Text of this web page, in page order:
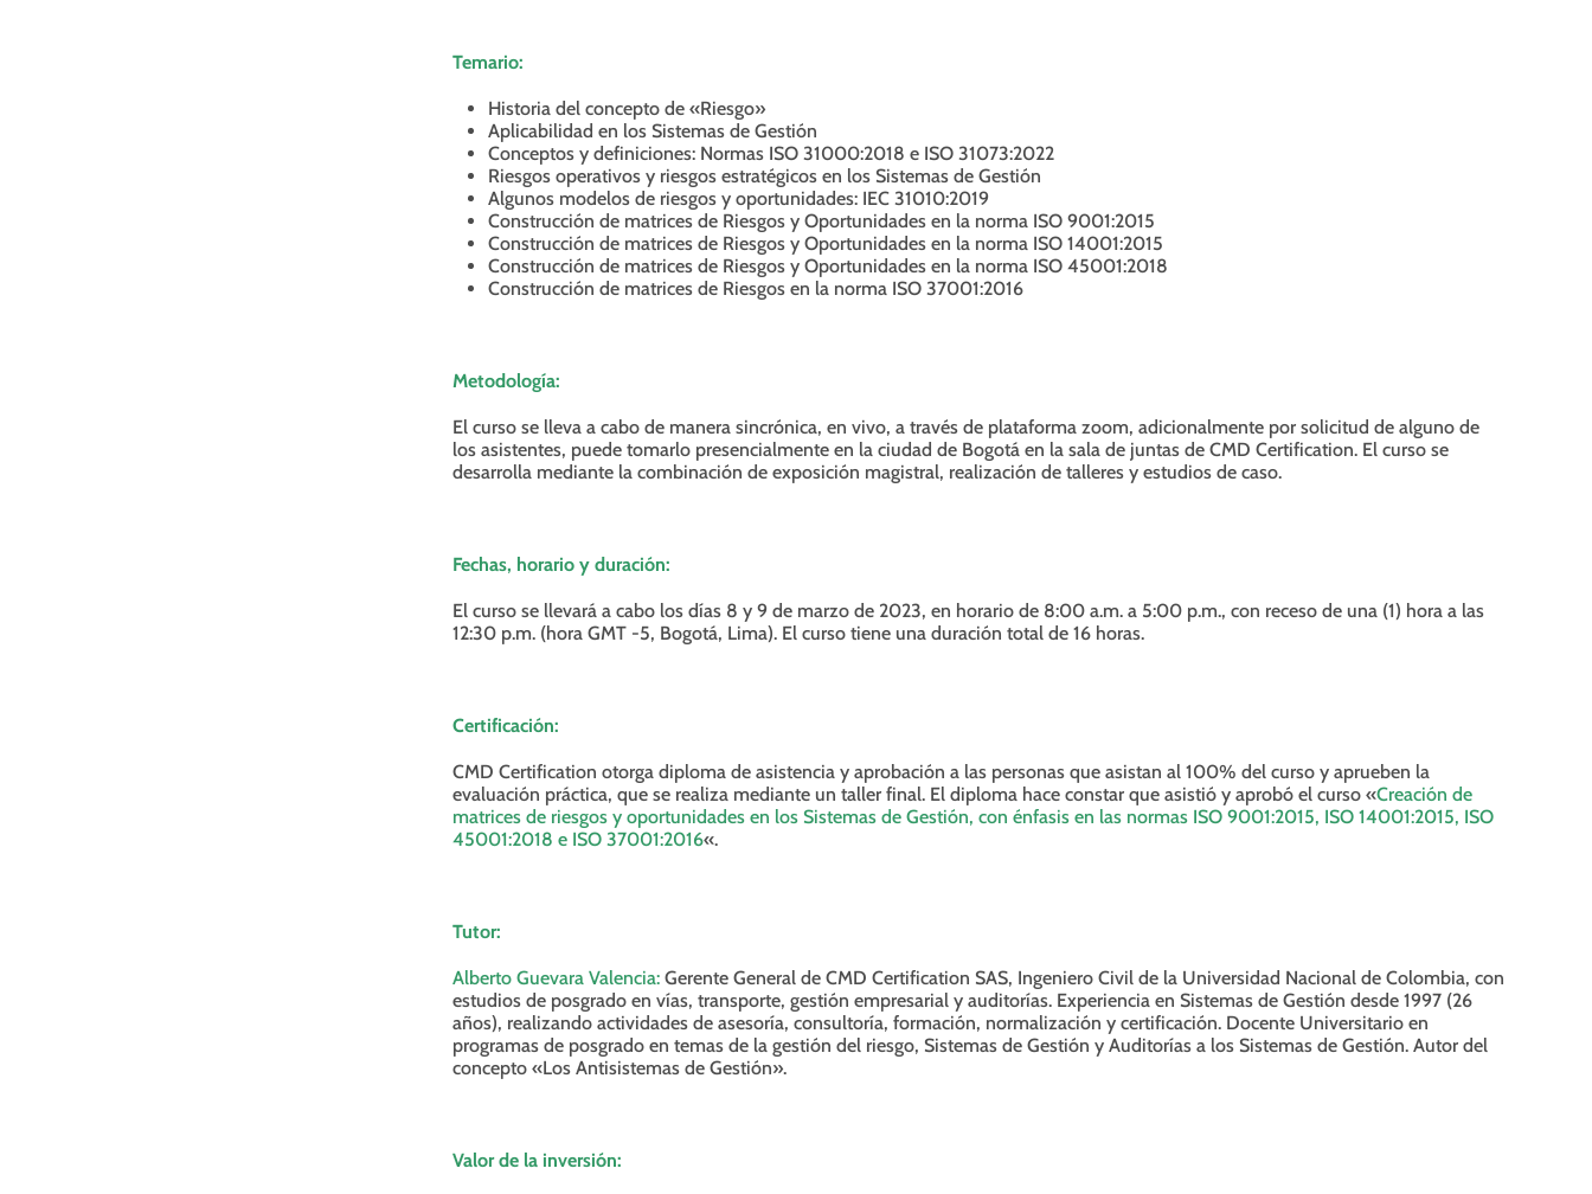
Temario:
Historia del concepto de «Riesgo»
Aplicabilidad en los Sistemas de Gestión
Conceptos y definiciones: Normas ISO 31000:2018 e ISO 31073:2022
Riesgos operativos y riesgos estratégicos en los Sistemas de Gestión
Algunos modelos de riesgos y oportunidades: IEC 31010:2019
Construcción de matrices de Riesgos y Oportunidades en la norma ISO 9001:2015
Construcción de matrices de Riesgos y Oportunidades en la norma ISO 14001:2015
Construcción de matrices de Riesgos y Oportunidades en la norma ISO 45001:2018
Construcción de matrices de Riesgos en la norma ISO 37001:2016
Metodología:
El curso se lleva a cabo de manera sincrónica, en vivo, a través de plataforma zoom, adicionalmente por solicitud de alguno de
los asistentes, puede tomarlo presencialmente en la ciudad de Bogotá en la sala de juntas de CMD Certification. El curso se
desarrolla mediante la combinación de exposición magistral, realización de talleres y estudios de caso.
Fechas, horario y duración:
El curso se llevará a cabo los días 8 y 9 de marzo de 2023, en horario de 8:00 a.m. a 5:00 p.m., con receso de una (1) hora a las
12:30 p.m. (hora GMT -5, Bogotá, Lima). El curso tiene una duración total de 16 horas.
Certificación:
CMD Certification otorga diploma de asistencia y aprobación a las personas que asistan al 100% del curso y aprueben la
evaluación práctica, que se realiza mediante un taller final. El diploma hace constar que asistió y aprobó el curso «Creación de
matrices de riesgos y oportunidades en los Sistemas de Gestión, con énfasis en las normas ISO 9001:2015, ISO 14001:2015, ISO
45001:2018 e ISO 37001:2016«.
Tutor:
Alberto Guevara Valencia: Gerente General de CMD Certification SAS, Ingeniero Civil de la Universidad Nacional de Colombia, con
estudios de posgrado en vías, transporte, gestión empresarial y auditorías. Experiencia en Sistemas de Gestión desde 1997 (26
años), realizando actividades de asesoría, consultoría, formación, normalización y certificación. Docente Universitario en
programas de posgrado en temas de la gestión del riesgo, Sistemas de Gestión y Auditorías a los Sistemas de Gestión. Autor del
concepto «Los Antisistemas de Gestión».
Valor de la inversión: